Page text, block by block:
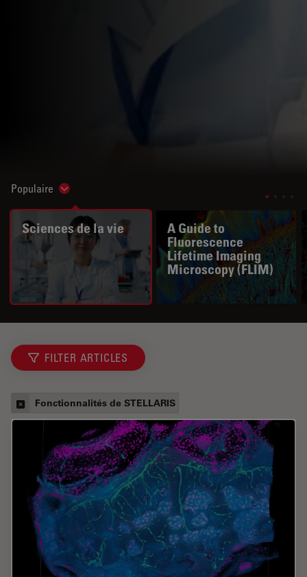
Populaire Show subnavigation
Sciences de la vie
A Guide to
Fluorescence
Lifetime Imaging
Microscopy (FLIM)
FILTER ARTICLES
Fonctionnalités de STELLARIS